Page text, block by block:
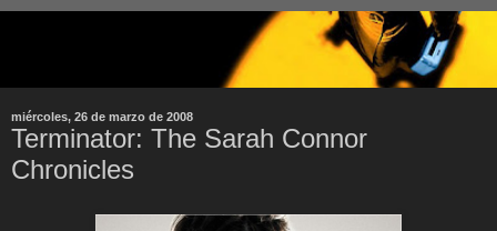
miércoles, 26 de marzo de 2008
Terminator: The Sarah Connor
Chronicles